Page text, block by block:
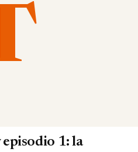
episodio 1: la